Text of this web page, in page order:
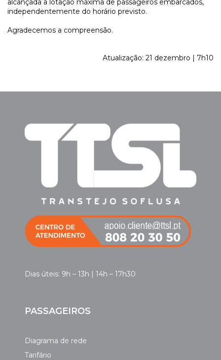
alcançada a lotação máxima de passageiros embarcados,
independentemente do horário previsto.
Agradecemos a compreensão.
Atualização: 21 dezembro | 7h10
Dias úteis: 9h – 13h | 14h – 17h30
PASSAGEIROS
Diagrama de rede
Tarifário